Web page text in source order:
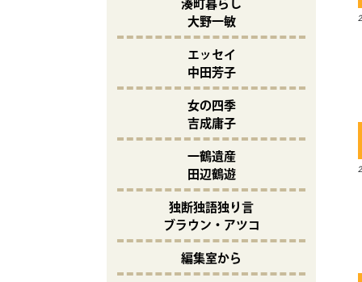
湊町暮らし
大野一敏
エッセイ
中田芳子
女の四季
吉成庸子
一鶴遺産
田辺鶴遊
独断独語独り言
ブラウン・アツコ
編集室から